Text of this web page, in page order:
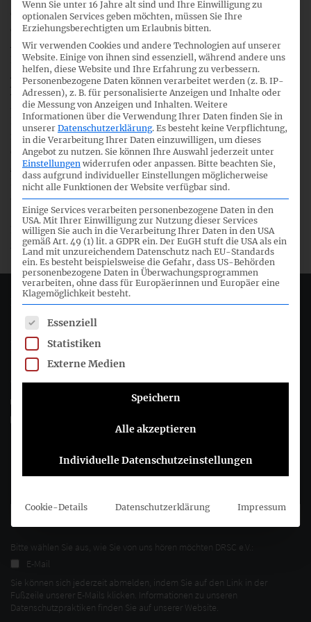
Gegenstand dieser virtuellen Veranstaltung ist zum einen
die Konsultation des ISSB zum Entwurf (Exposure draft)
Amendments to Greenhouse Gas Emissions Disclosures
Proposed amendments to IFRS S2. Dieser wurde am 28.
April 2025 veröffentlicht (siehe Meldung auf der DRSC-
Webseite).
Zum anderen möchten wir die Diskussion über die ESRS-
ISSB-Interoperabilität fortsetzen und nach Ablauf der
initialen ESRS-Berichtssaison erste Erfahrungsberichte aus
der Anwendungspraxis einbinden. Das DRSC hatte im
September 2024 einen Experten-Workshop zur ESRS-ISSB-
Interoperabilität veranstaltet und eine Fortsetzung
angekündigt.
Die Anmeldung zur Teilnahme an der Veranstaltung ist bis
zum 11. Juni 2025 möglich unter diesemLink.
Deutsches Rechnungslegungs Standards Committee e.V.
Joachimsthaler Str. 34
10719 Berlin
+49 (0)30 20 64 12 - 0
+49 (0)30 20 64 12 - 15
Folgen Sie dem DRSC
Bitte wählen Sie aus, wie Sie von uns hören möchten DRSC e.V.:
E-Mail
Sie können sich jederzeit abmelden, indem Sie auf den Link in der
Fußzeile unserer E-Mails klicken. Informationen zu unseren
Datenschutzpraktiken finden Sie auf unserer Website.
Wenn Sie unter 16 Jahre alt sind und Ihre Einwilligung zu
optionalen Services geben möchten, müssen Sie Ihre
Erziehungsberechtigten um Erlaubnis bitten.
Wir verwenden Cookies und andere Technologien auf unserer
Website. Einige von ihnen sind essenziell, während andere uns
helfen, diese Website und Ihre Erfahrung zu verbessern.
Personenbezogene Daten können verarbeitet werden (z. B. IP-
Adressen), z. B. für personalisierte Anzeigen und Inhalte oder
die Messung von Anzeigen und Inhalten. Weitere
Informationen über die Verwendung Ihrer Daten finden Sie in
unserer Datenschutzerklärung. Es besteht keine Verpflichtung,
in die Verarbeitung Ihrer Daten einzuwilligen, um dieses
Angebot zu nutzen. Sie können Ihre Auswahl jederzeit unter
Einstellungen widerrufen oder anpassen. Bitte beachten Sie,
dass aufgrund individueller Einstellungen möglicherweise
nicht alle Funktionen der Website verfügbar sind.
Einige Services verarbeiten personenbezogene Daten in den
USA. Mit Ihrer Einwilligung zur Nutzung dieser Services
willigen Sie auch in die Verarbeitung Ihrer Daten in den USA
gemäß Art. 49 (1) lit. a GDPR ein. Der EuGH stuft die USA als ein
Land mit unzureichendem Datenschutz nach EU-Standards
ein. Es besteht beispielsweise die Gefahr, dass US-Behörden
personenbezogene Daten in Überwachungsprogrammen
verarbeiten, ohne dass für Europäerinnen und Europäer eine
Klagemöglichkeit besteht.
Es folgt eine Liste der Service-Gruppen, für die eine
Essenziell
Statistiken
Externe Medien
Speichern
Alle akzeptieren
Individuelle Datenschutzeinstellungen
Cookie-Details Datenschutzerklärung Impressum